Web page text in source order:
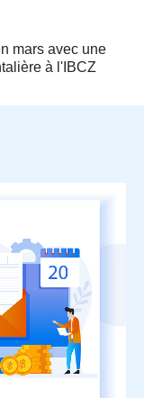
mars avec une
à l'IBCZ